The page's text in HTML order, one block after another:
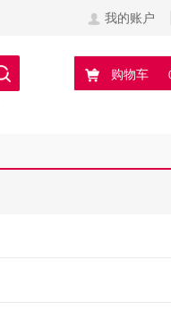
我的账户
购物车